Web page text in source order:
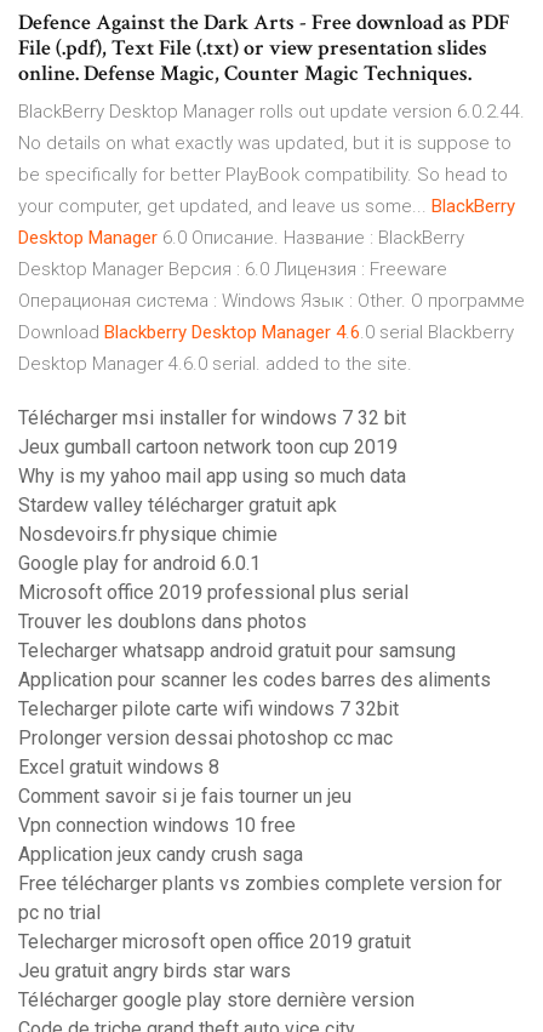
Defence Against the Dark Arts - Free download as PDF
File (.pdf), Text File (.txt) or view presentation slides
online. Defense Magic, Counter Magic Techniques.
BlackBerry Desktop Manager rolls out update version 6.0.2.44.
No details on what exactly was updated, but it is suppose to
be specifically for better PlayBook compatibility. So head to
your computer, get updated, and leave us some... BlackBerry
Desktop Manager 6.0 Описание. Название : BlackBerry
Desktop Manager Версия : 6.0 Лицензия : Freeware
Операционая система : Windows Язык : Other. О программе
Download Blackberry Desktop Manager 4.6.0 serial Blackberry
Desktop Manager 4.6.0 serial. added to the site.
Télécharger msi installer for windows 7 32 bit
Jeux gumball cartoon network toon cup 2019
Why is my yahoo mail app using so much data
Stardew valley télécharger gratuit apk
Nosdevoirs.fr physique chimie
Google play for android 6.0.1
Microsoft office 2019 professional plus serial
Trouver les doublons dans photos
Telecharger whatsapp android gratuit pour samsung
Application pour scanner les codes barres des aliments
Telecharger pilote carte wifi windows 7 32bit
Prolonger version dessai photoshop cc mac
Excel gratuit windows 8
Comment savoir si je fais tourner un jeu
Vpn connection windows 10 free
Application jeux candy crush saga
Free télécharger plants vs zombies complete version for
pc no trial
Telecharger microsoft open office 2019 gratuit
Jeu gratuit angry birds star wars
Télécharger google play store dernière version